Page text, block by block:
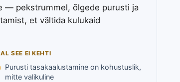
— pekstrummel, õlgede purusti ja
et vältida kulukaid
SEE EI KEHTI
Purusti tasakaalustamine on kohustuslik,
mitte valikuline